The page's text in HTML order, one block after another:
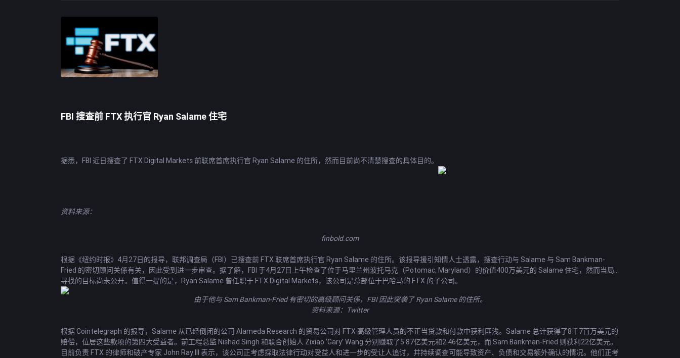
FBI 搜查前 FTX 执行官 Ryan Salame 住宅
据悉，FBI 近日搜查了 FTX Digital Markets 前联席首席执行官 Ryan Salame 的住所，然而目前尚不清楚搜查的具体目的。
资料来源：
finbold.com
根据《纽约时报》4月27日的报导，联邦调查局（FBI）已搜查前 FTX 联席首席执行官 Ryan Salame 的住所。该报导援引知情人士透露，搜查行动与 Salame 与 Sam Bankman-
Fried 的密切顾问关係有关，因此受到进一步审查。据了解，FBI 于4月27日上午检查了位于马里兰州波托马克（Potomac, Maryland）的价值400万美元的 Salame 住宅，然而当局
寻找的目标尚未公开。值得一提的是，Ryan Salame 曾任职于 FTX Digital Markets，该公司是总部位于巴哈马的 FTX 的子公司。
由于他与 Sam Bankman-Fried 有密切的高级顾问关係，FBI 因此突袭了 Ryan Salame 的住所。
资料来源： Twitter
根据 Cointelegraph 的报导，Salame 从已经倒闭的公司 Alameda Research 的贸易公司对 FTX 高级管理人员的不正当贷款和付款中获利匪浅。Salame 总计获得了8千7百万美元的
赔偿，位居这些款项的第四大受益者。前工程总监 Nishad Singh 和联合创始人 Zixiao ‘Gary’ Wang 分别赚取了5.87亿美元和2.46亿美元，而 Sam Bankman-Fried 则获利22亿美元。
目前负责 FTX 的律师和破产专家 John Ray III 表示，该公司正考虑採取法律行动对受益人和进一步的受让人追讨，并持续调查可能导致资产、负债和交易额外确认的情况。他们正考